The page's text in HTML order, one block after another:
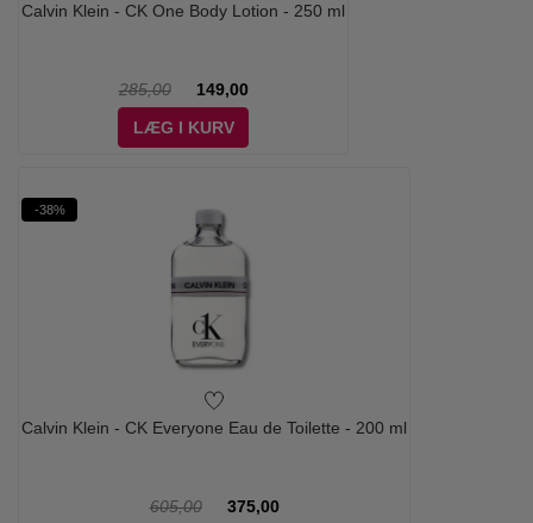
Calvin Klein - CK One Body Lotion - 250 ml
285,00
149,00
LÆG I KURV
-38%
Calvin Klein - CK Everyone Eau de Toilette - 200 ml
605,00
375,00